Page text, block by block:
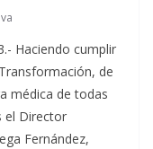
Haciendo cumplir
de
médica de todas
el Director
Fernández,